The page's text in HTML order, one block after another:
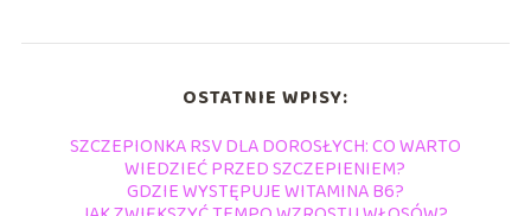
OSTATNIE WPISY:
SZCZEPIONKA RSV DLA DOROSŁYCH: CO WARTO
WIEDZIEĆ PRZED SZCZEPIENIEM?
GDZIE WYSTĘPUJE WITAMINA B6?